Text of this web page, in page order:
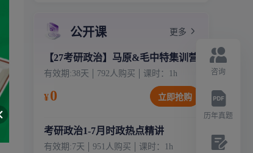
公开课 更多
【27考研政治】马原&毛中特集训营
有效期:38天 792人购买 课时： 1 h
¥0 立即抢购
考研政治1-7月时政热点精讲
有效期:7天 951人购买 课时： 1 h
咨询
历年真题